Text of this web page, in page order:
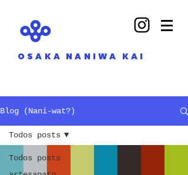
OSAKA NANIWA KAI
Blog (Nani-wat?)
Todos posts
Todos posts